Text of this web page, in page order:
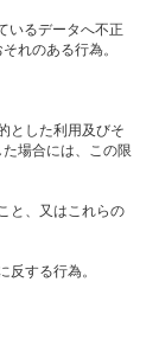
いるデータへ不正
れのある行為。
とした利用及びそ
場合には、この限
と、又はこれらの
する行為。